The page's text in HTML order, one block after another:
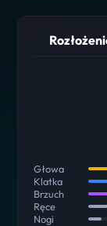
Głowa
Klatka
Brzuch
Ręce
Nogi